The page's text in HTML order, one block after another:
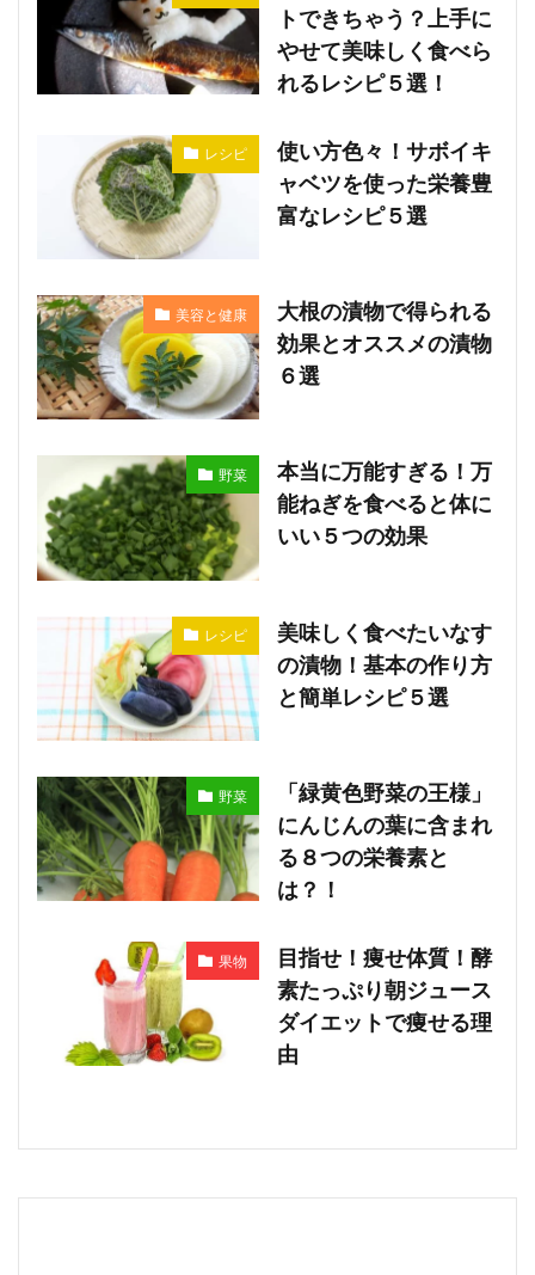
トできちゃう？上手に
やせて美味しく食べら
れるレシピ５選！
レシピ
使い方色々！サボイキ
ャベツを使った栄養豊
富なレシピ５選
美容と健康
大根の漬物で得られる
効果とオススメの漬物
６選
野菜
本当に万能すぎる！万
能ねぎを食べると体に
いい５つの効果
レシピ
美味しく食べたいなす
の漬物！基本の作り方
と簡単レシピ５選
野菜
「緑黄色野菜の王様」
にんじんの葉に含まれ
る８つの栄養素と
は？！
果物
目指せ！痩せ体質！酵
素たっぷり朝ジュース
ダイエットで痩せる理
由